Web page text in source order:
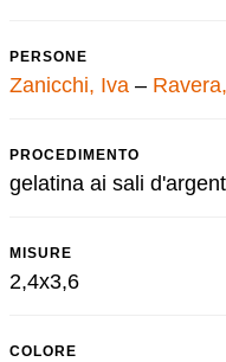
PERSONE
Zanicchi, Iva –
PROCEDIMENTO
gelatina ai sali
MISURE
2,4x3,6
COLORE